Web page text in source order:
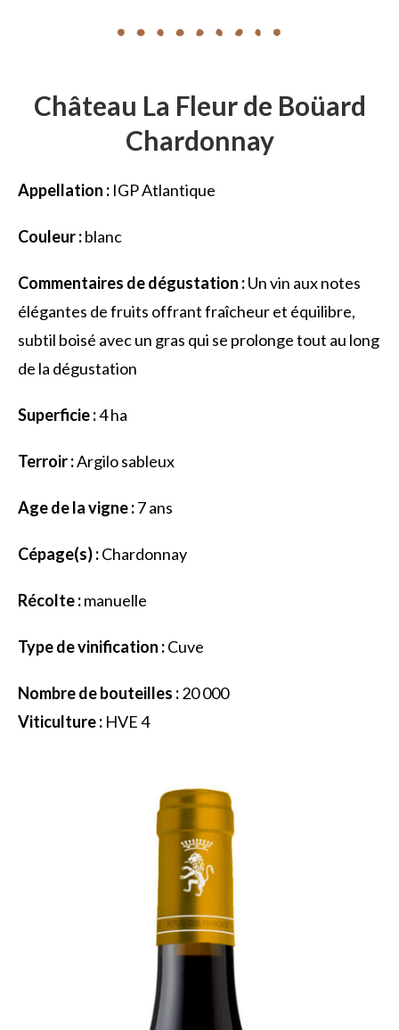
Château La Fleur de Boüard
Chardonnay
Appellation : IGP Atlantique
Couleur :blanc
Commentaires de dégustation :Un vin aux notes
élégantes de fruits offrant fraîcheur et équilibre,
subtil boisé avec un gras qui se prolonge tout au long
de la dégustation
Superficie :4 ha
Terroir :Argilo sableux
Age de la vigne :7 ans
Cépage(s) :Chardonnay
Récolte :manuelle
Type de vinification :Cuve
Nombre de bouteilles :20 000
Viticulture : HVE 4